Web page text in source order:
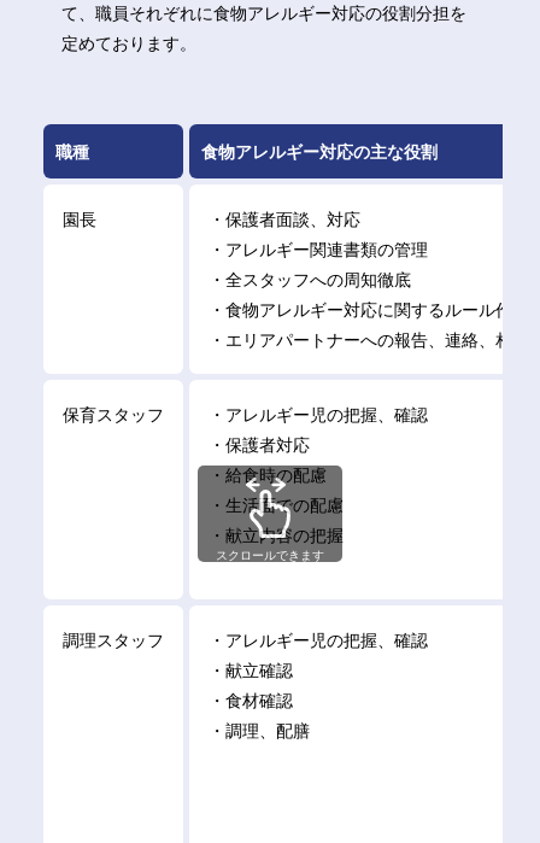
て、職員それぞれに食物アレルギー対応の役割分担を
定めております。
職種 ⾷物アレルギー対応の主な役割
園長
・保護者⾯談、対応
・アレルギー関連書類の管理
・全スタッフへの周知徹底
・⾷物アレルギー対応に関するルール作り
・エリアパートナーへの報告、連絡、相談
保育スタッフ
・アレルギー児の把握、確認
・保護者対応
・給⾷時の配慮
・⽣活⾯での配慮
・献⽴内容の把握
調理スタッフ
・アレルギー児の把握、確認
・献⽴確認
・⾷材確認
・調理、配膳
スクロールできます